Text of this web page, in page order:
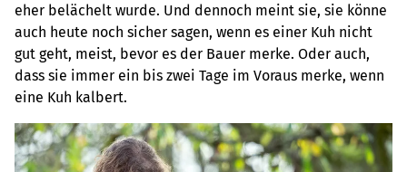
eher belächelt wurde. Und dennoch meint sie, sie könne
auch heute noch sicher sagen, wenn es einer Kuh nicht
gut geht, meist, bevor es der Bauer merke. Oder auch,
dass sie immer ein bis zwei Tage im Voraus merke, wenn
eine Kuh kalbert.